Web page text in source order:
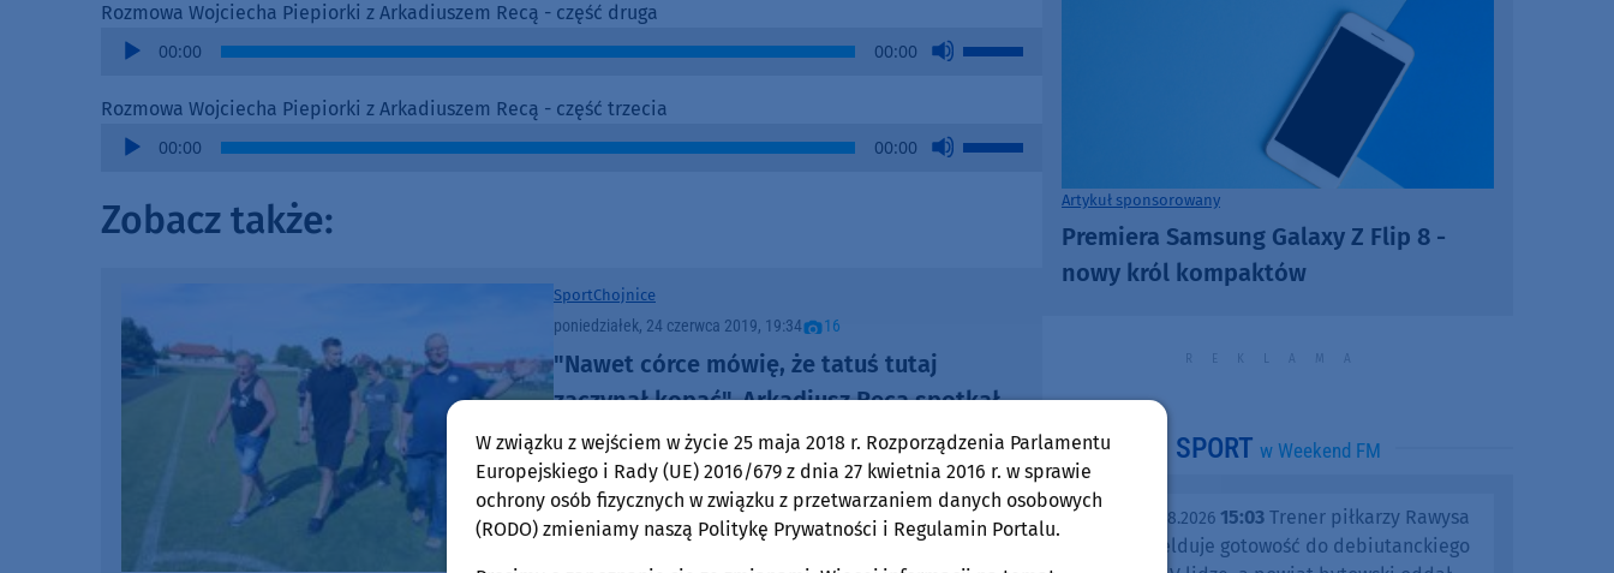
to
decrease
Rozmowa Wojciecha Piepiorki z Arkadiuszem Recą - część druga
Audio
00:00 00:00
Use
to
Rozmowa Wojciecha Piepiorki z Arkadiuszem Recą - część trzecia
Audio
00:00 00:00
Use
Zobacz także:
SportChojnice
poniedziałek, 24 czerwca 2019, 19:34 16
"Nawet córce mówię, że tatuś tutaj
zaczynał kopać". Arkadiusz Reca spotkał
się z młodymi piłkarzami Kolejarza
Chojnice (FOTO)
Artykuł sponsorowany
Premiera Samsung Galaxy Z Flip 8 -
nowy król kompaktów
SPORT w Weekend FM
piątek, 07.08.2026 15:03 Trener piłkarzy Rawysa
Raciąż melduje gotowość do debiutanckiego
W związku z wejściem w życie 25 maja 2018 r. Rozporządzenia Parlamentu
Europejskiego i Rady (UE) 2016/679 z dnia 27 kwietnia 2016 r. w sprawie
ochrony osób fizycznych w związku z przetwarzaniem danych osobowych
(RODO) zmieniamy naszą Politykę Prywatności i Regulamin Portalu.